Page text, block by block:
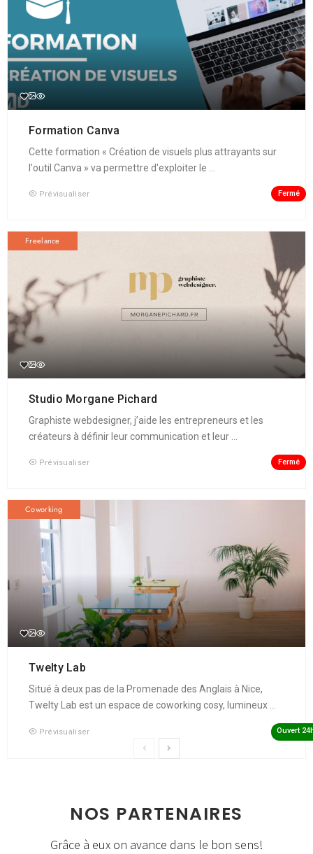
Formation Canva
Cette formation « Création de visuels plus attrayants sur
l'outil Canva » va permettre d'exploiter le ...
Prévisualiser Fermé
Freelance
Studio Morgane Pichard
Graphiste webdesigner, j’aide les entrepreneurs et les
créateurs à définir leur communication et leur ...
Prévisualiser Fermé
Coworking
Twelty Lab
Situé à deux pas de la Promenade des Anglais à Nice,
Twelty Lab est un espace de coworking cosy, lumineux ...
Prévisualiser Ouvert
NOS PARTENAIRES
Grâce à eux on avance dans le bon sens!